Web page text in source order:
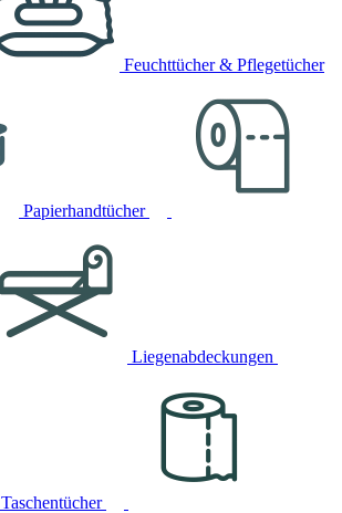
Feuchttücher & Pflegetücher
Papierhandtücher
Liegenabdeckungen
Taschentücher